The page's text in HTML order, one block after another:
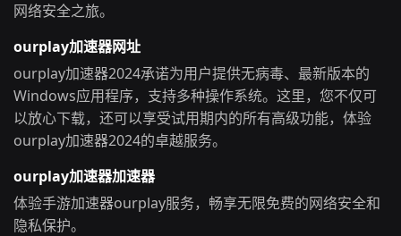
网络安全之旅。
ourplay加速器网址
ourplay加速器2024承诺为用户提供无病毒、最新版本的
Windows应用程序，支持多种操作系统。这里，您不仅可
以放心下载，还可以享受试用期内的所有高级功能，体验
ourplay加速器2024的卓越服务。
ourplay加速器加速器
体验手游加速器ourplay服务，畅享无限免费的网络安全和
隐私保护。